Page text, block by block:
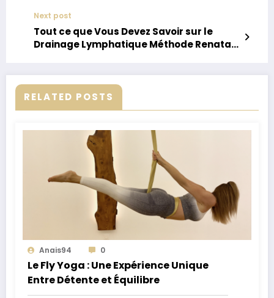
Next post
Tout ce que Vous Devez Savoir sur le
Drainage Lymphatique Méthode Renata
RELATED POSTS
Anais94 0
Le Fly Yoga : Une Expérience Unique
Entre Détente et Équilibre